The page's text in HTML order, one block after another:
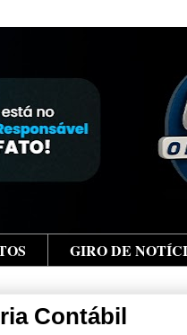
GIRO DE
Contábil